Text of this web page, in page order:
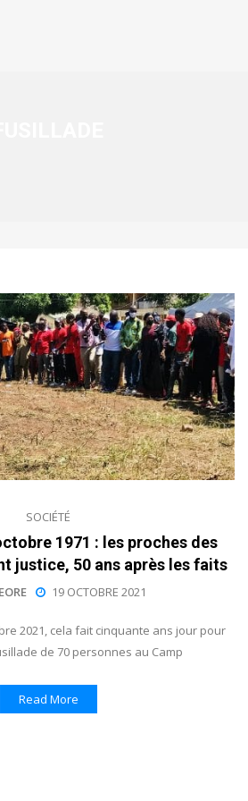
SOCIÉTÉ
1971 : les proches des
justice, 50 ans après les faits
19 OCTOBRE 2021
2021, cela fait cinquante ans jour pour
de 70 personnes au Camp
Read More